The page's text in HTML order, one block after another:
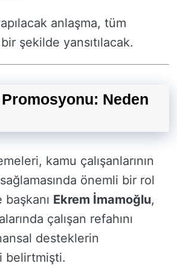
anlaşma, tüm
şekilde yansıtılacak.
Neden
kamu çalışanlarının
önemli bir rol
Ekrem İmamoğlu,
çalışan refahını
desteklerin
belirtmişti.